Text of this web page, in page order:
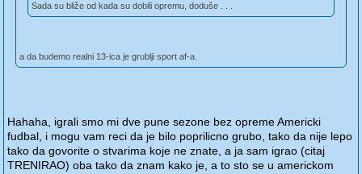
Sada su bliže od kada su dobili opremu, doduše . . .
a da budemo realni 13-ica je grublji sport af-a.
Hahaha, igrali smo mi dve pune sezone bez opreme Americki
fudbal, i mogu vam reci da je bilo poprilicno grubo, tako da nije lepo
tako da govorite o stvarima koje ne znate, a ja sam igrao (citaj
TRENIRAO) oba tako da znam kako je, a to sto se u americkom